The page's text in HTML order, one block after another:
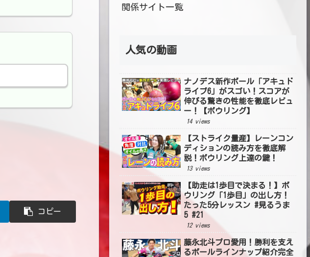
コピー
関係サイト一覧
人気の動画
ナノデス新作ボール「アキュド
ライブ6」がスゴい！スコアが
伸びる驚きの性能を徹底レビュ
ー！【ボウリング】
14 views
【ストライク量産】レーンコン
ディションの読み方を徹底解
説！ボウリング上達の鍵！
13 views
【助走は1歩目で決まる！】ボ
ウリング「1歩目」の出し方！
たった5分レッスン #見るうま
5 #21
12 views
藤永北斗プロ愛用！勝利を支え
るボールラインナップ紹介完全